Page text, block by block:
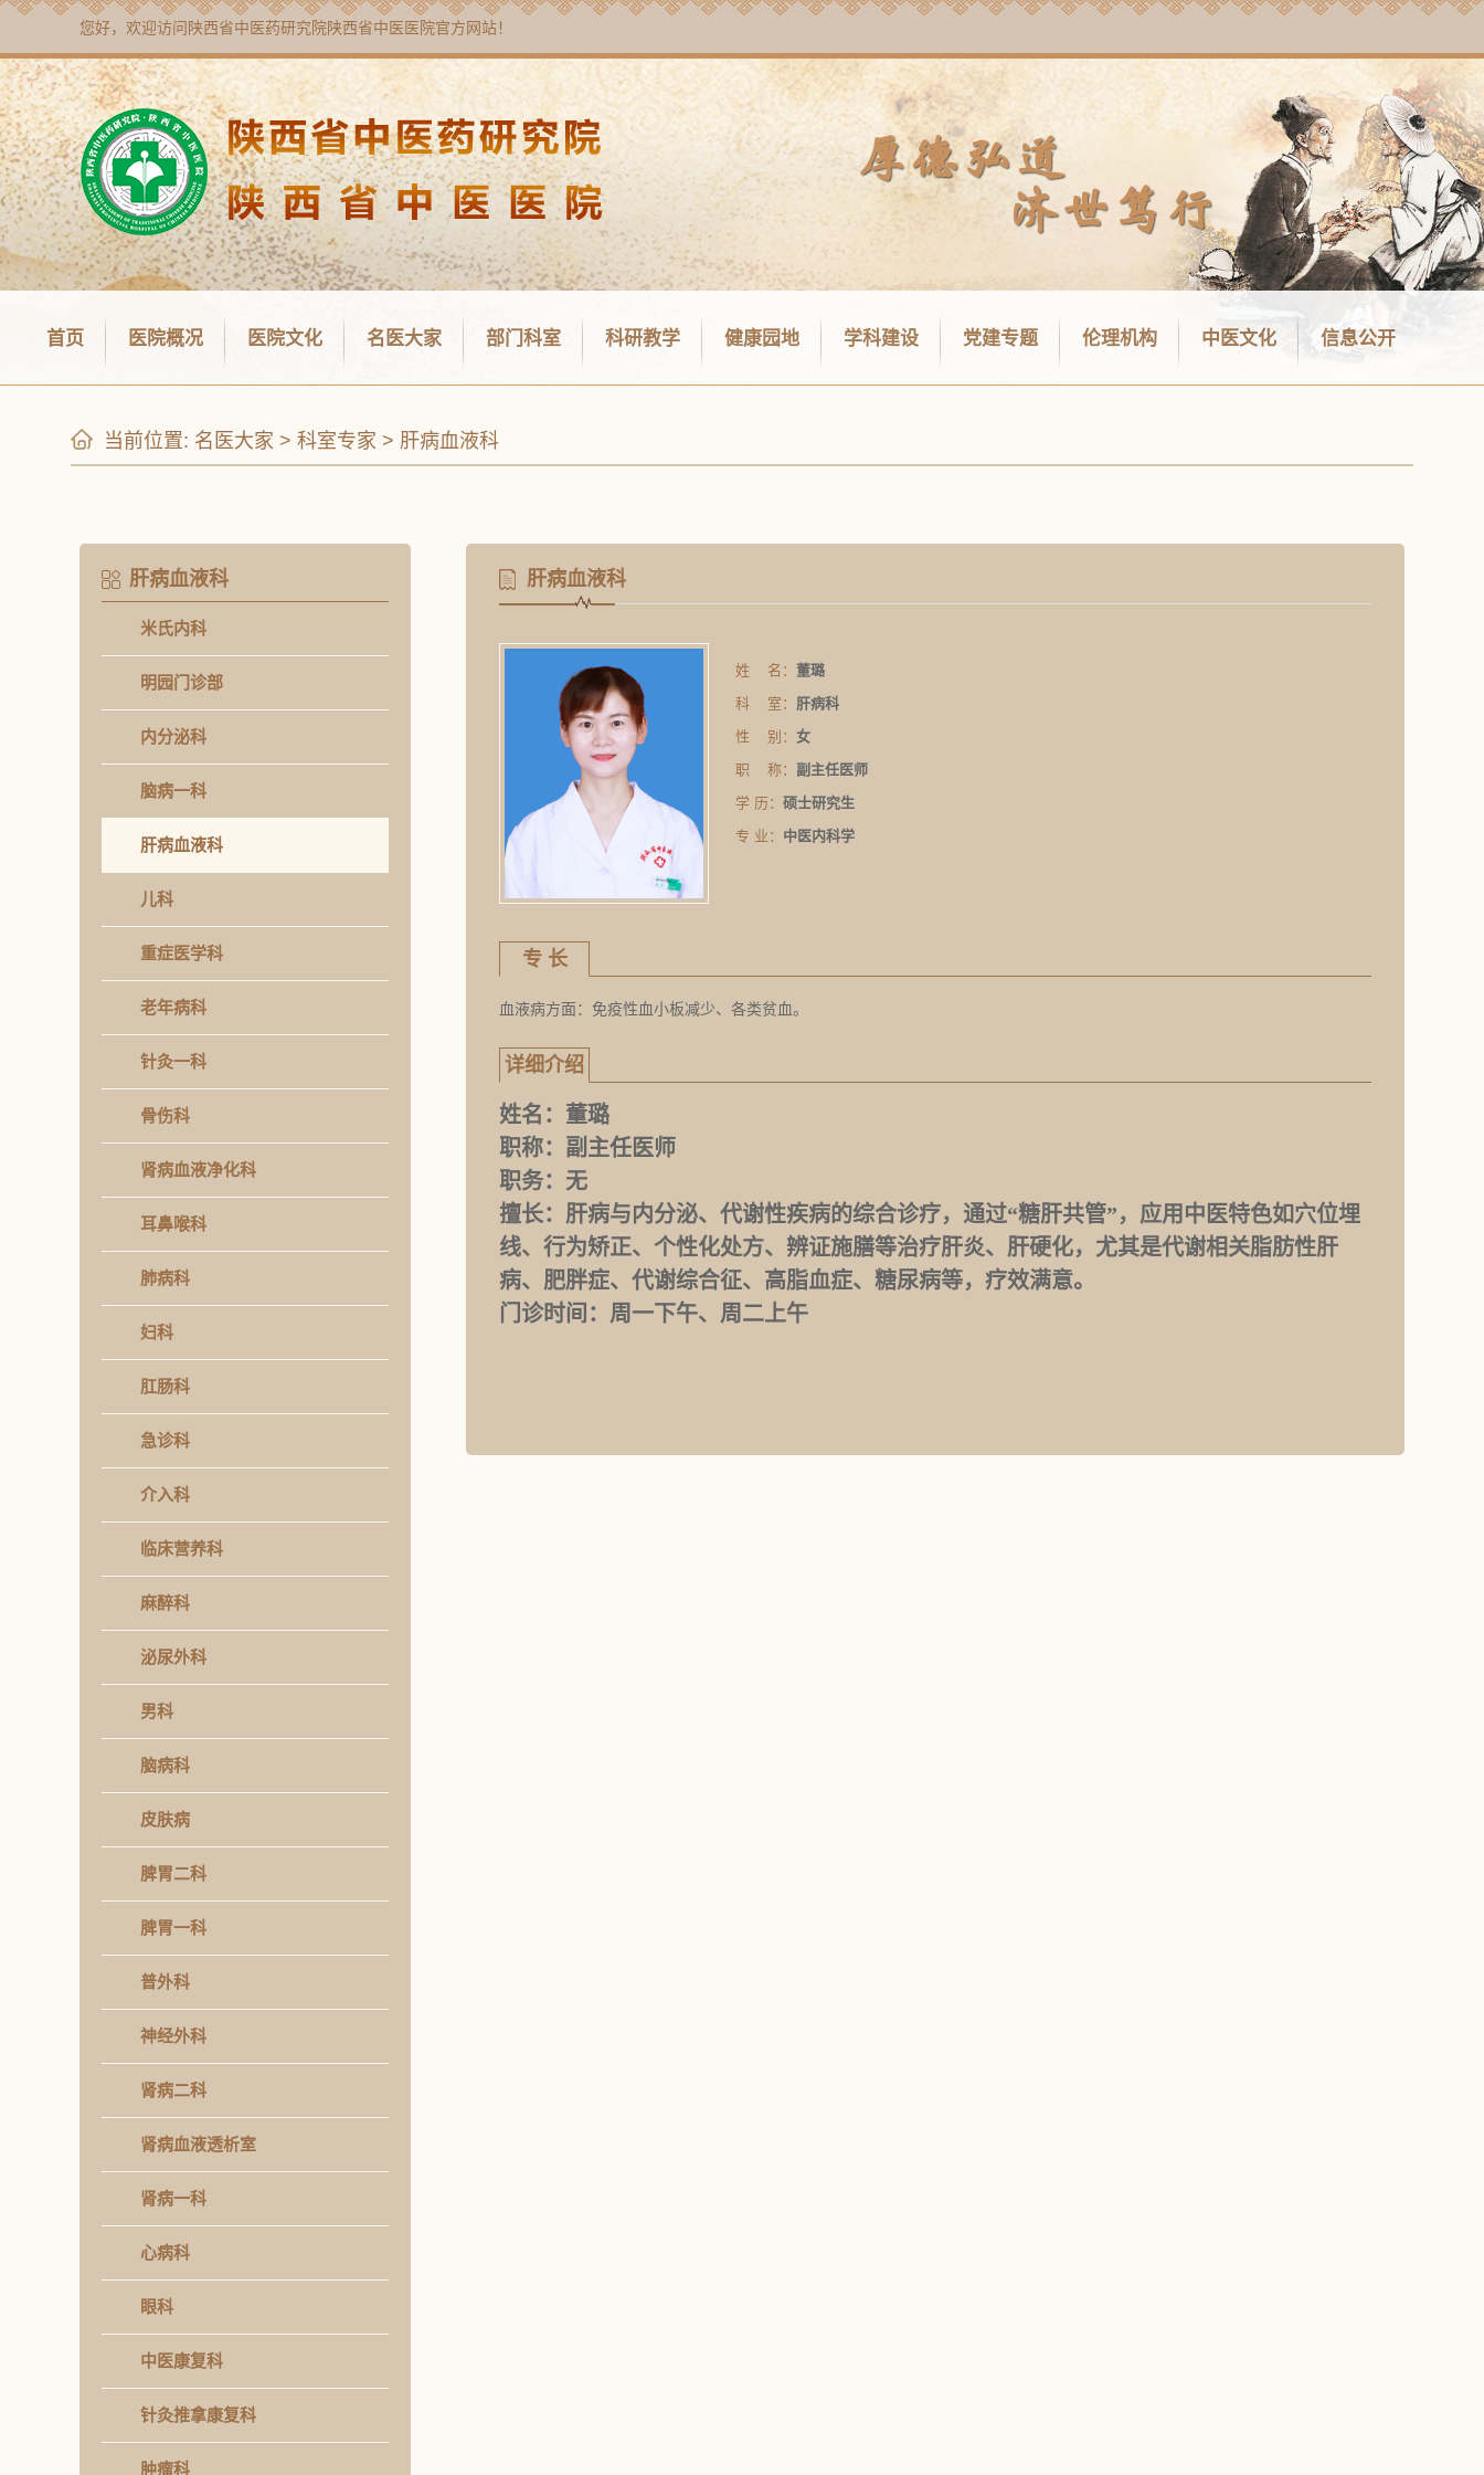
您好，欢迎访问 陕西省中医药研究院陕西省中医医院官方网站！
首页 医院概况 医院文化 名医大家 部门科室 科研教学 健康园地 学科建设 党建专题 伦理机构 中医文化 信息公开
当前位置: 名医大家 > 科室专家 > 肝病血液科
肝病血液科
米氏内科
明园门诊部
内分泌科
脑病一科
肝病血液科
儿科
重症医学科
老年病科
针灸一科
骨伤科
肾病血液净化科
耳鼻喉科
肺病科
妇科
肛肠科
急诊科
介入科
临床营养科
麻醉科
泌尿外科
男科
脑病科
皮肤病
脾胃二科
脾胃一科
普外科
神经外科
肾病二科
肾病血液透析室
肾病一科
心病科
眼科
中医康复科
针灸推拿康复科
肿瘤科
肝病血液科
姓 名： 董璐
科 室： 肝病科
性 别： 女
职 称： 副主任医师
学 历： 硕士研究生
专 业： 中医内科学
专 长
血液病方面：免疫性血小板减少、各类贫血。
详细介绍
姓名： 董璐
职称： 副主任医师
职务： 无
擅长： 肝病与内分泌、代谢性疾病的综合诊疗，通过“糖肝共管”，应用中医特色如穴位埋
线、行为矫正、个性化处方、辨证施膳等治疗肝炎、肝硬化，尤其是代谢相关脂肪性肝
病、肥胖症、代谢综合征、高脂血症、糖尿病等，疗效满意。
门诊时间： 周一下午、周二上午